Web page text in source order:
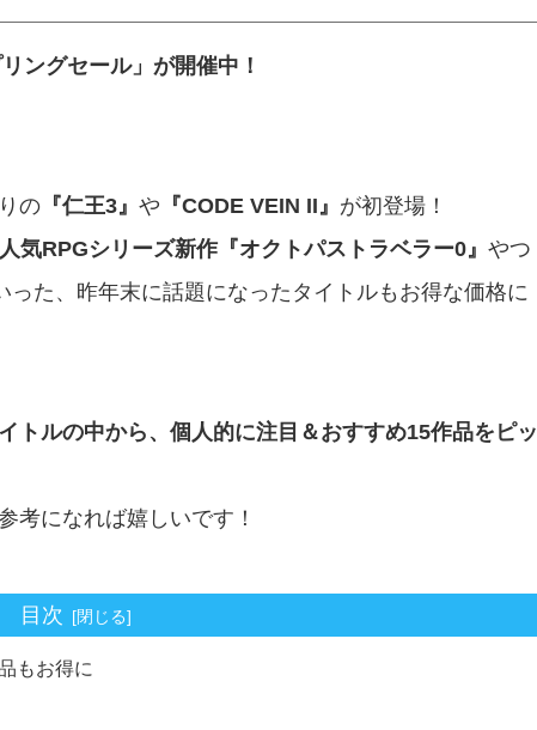
ングセール」が開催中！
の『仁王3』 や 『CODE VEIN II』 が初登場！
気RPGシリーズ新作『オクトパストラベラー0』 やつ
った、昨年末に話題になったタイトルもお得な価格に
トルの中から、個人的に注目＆おすすめ15作品をピッ
考になれば嬉しいです！
目次
もお得に